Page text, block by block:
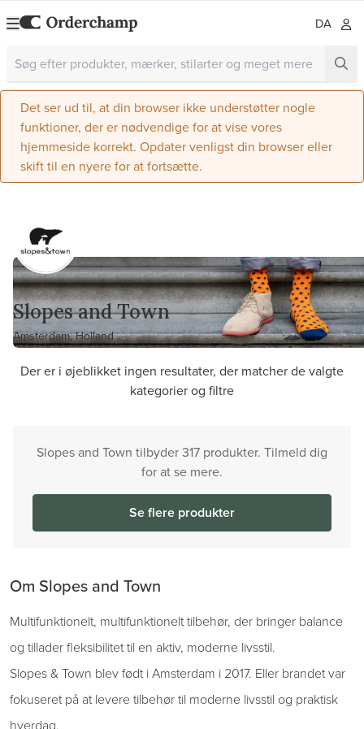
DA
Det ser ud til, at din browser ikke understøtter nogle
funktioner, der er nødvendige for at vise vores
hjemmeside korrekt. Opdater venligst din browser eller
skift til en nyere for at fortsætte.
Slopes and Town
Amsterdam, Holland
Der er i øjeblikket ingen resultater, der matcher de valgte
kategorier og filtre
Slopes and Town tilbyder 317 produkter. Tilmeld dig
for at se mere.
Se flere produkter
Om Slopes and Town
Multifunktionelt, multifunktionelt tilbehør, der bringer balance
og tillader fleksibilitet til en aktiv, moderne livsstil.
Slopes & Town blev født i Amsterdam i 2017. Eller brandet var
fokuseret på at levere tilbehør til moderne livsstil og praktisk
hverdag.